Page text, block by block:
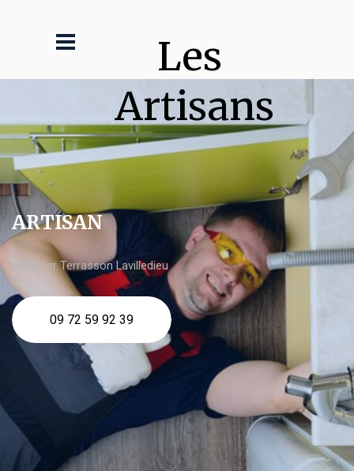
Les
Artisans
ARTISAN
plombier Terrasson Lavilledieu
09 72 59 92 39